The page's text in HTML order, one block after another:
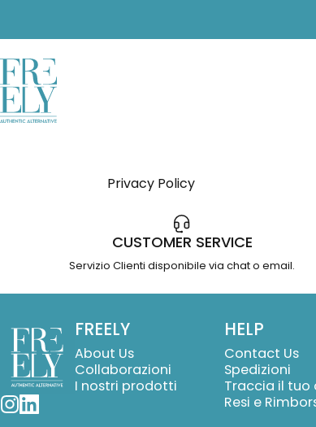
Freely. Authentic Alternative
Privacy Policy
CUSTOMER SERVICE
Servizio Clienti disponibile via chat o email.
Freely. Authentic Alternative
FREELY
About Us
Collaborazioni
I nostri prodotti
HELP
Contact Us
Spedizioni
Traccia il tuo
Resi e